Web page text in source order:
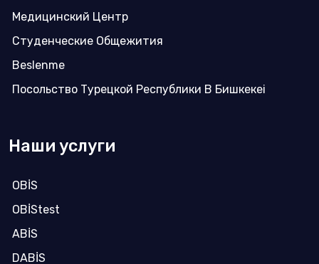
Медицинский Центр
Студенческие Общежития
Beslenme
Посольство Турецкой Республики В Бишкекеi
Наши услуги
OBİS
OBİStest
ABİS
DABİS